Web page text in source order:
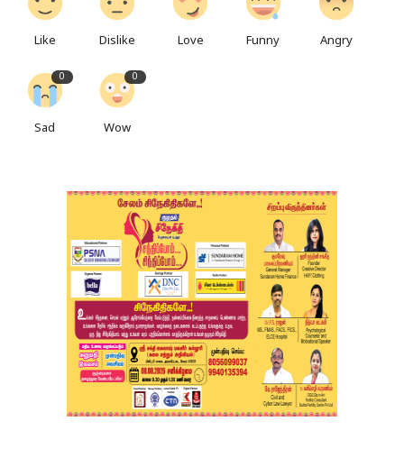
Like Dislike Love Funny Angry
0
Sad
0
Wow